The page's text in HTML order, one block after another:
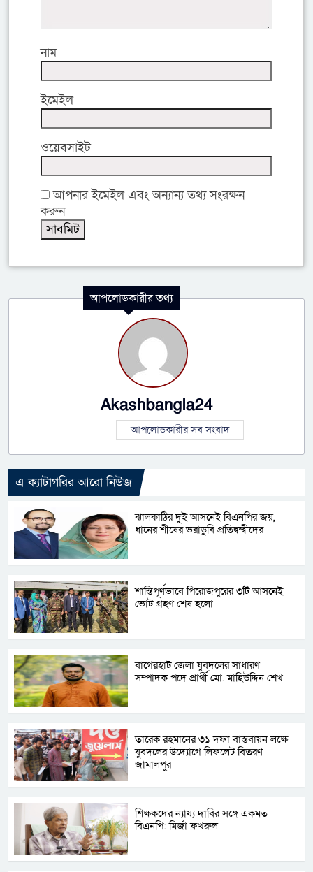
নাম
ইমেইল
ওয়েবসাইট
আপনার ইমেইল এবং অন্যান্য তথ্য সংরক্ষন
করুন
আপলোডকারীর তথ্য
Akashbangla24
আপলোডকারীর সব সংবাদ
এ ক্যাটাগরির আরো নিউজ
ঝালকাঠির দুই আসনেই বিএনপির জয়,
ধানের শীষের ভরাডুবি প্রতিদ্বন্দ্বীদের
শান্তিপূর্ণভাবে পিরোজপুরের ৩টি আসনেই
ভোট গ্রহণ শেষ হলো
বাগেরহাট জেলা যুবদলের সাধারণ
সম্পাদক পদে প্রার্থী মো. মাহিউদ্দিন শেখ
তারেক রহমানের ৩১ দফা বাস্তবায়ন লক্ষে
যুবদলের উদ্যোগে লিফলেট বিতরণ
জামালপুর
‎শিক্ষকদের ন্যায্য দাবির সঙ্গে একমত
বিএনপি: মির্জা ফখরুল